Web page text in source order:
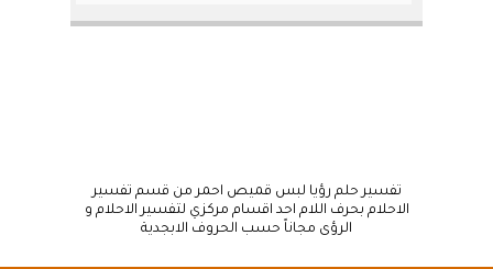
تفسير حلم رؤيا لبس قميص احمر من قسم تفسير
الاحلام بحرف اللام احد اقسام مركزي لتفسير الاحلام و
الرؤى مجاناً حسب الحروف الابجدية